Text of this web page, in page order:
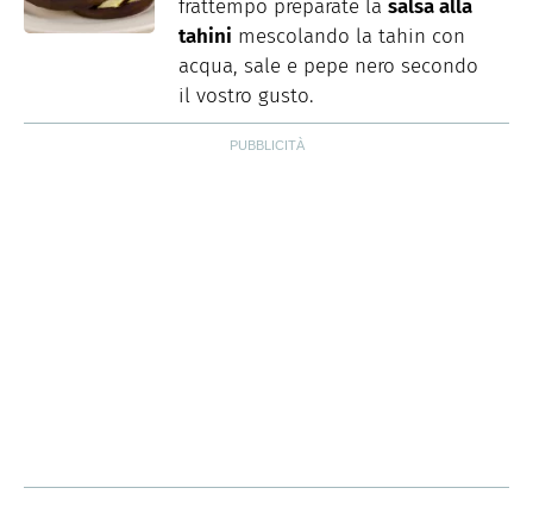
frattempo preparate la salsa alla
tahini mescolando la tahin con
acqua, sale e pepe nero secondo
il vostro gusto.